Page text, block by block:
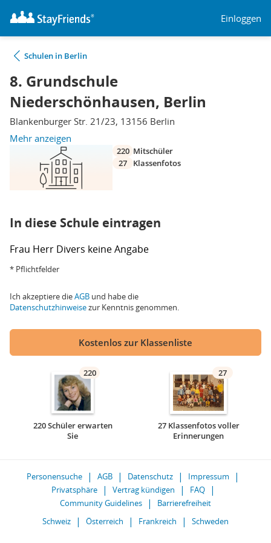
Einloggen
Schulen in Berlin
8. Grundschule
Niederschönhausen, Berlin
Blankenburger Str. 21/23, 13156 Berlin
Mehr anzeigen
220 Mitschüler
27
Klassenfotos
In diese Schule eintragen
Frau Herr Divers keine Angabe
* Pflichtfelder
Ich akzeptiere dieAGB und habe die
Datenschutzhinweisezur Kenntnis genommen.
Kostenlos zur Klassenliste
220
220 Schüler erwarten
Sie
27
27 Klassenfotos voller
Erinnerungen
Personensuche AGB Datenschutz
Impressum
Privatsphäre
Vertrag kündigen
FAQ
Community Guidelines
Barrierefreiheit
Schweiz
Österreich Frankreich Schweden